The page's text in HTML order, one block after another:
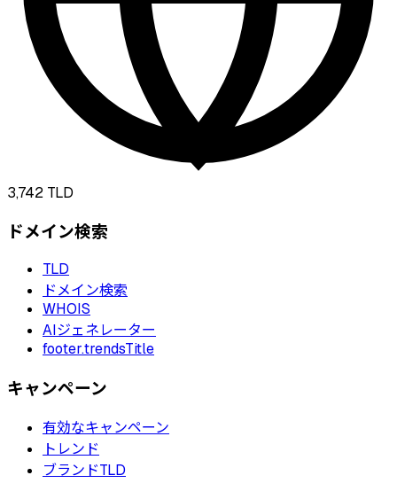
3,742 TLD
ドメイン検索
TLD
ドメイン検索
WHOIS
AIジェネレーター
footer.trendsTitle
キャンペーン
有効なキャンペーン
トレンド
ブランドTLD